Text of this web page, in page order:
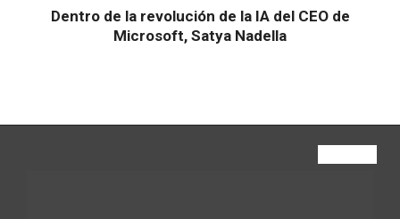
Dentro de la revolución de la IA del CEO de
Microsoft, Satya Nadella